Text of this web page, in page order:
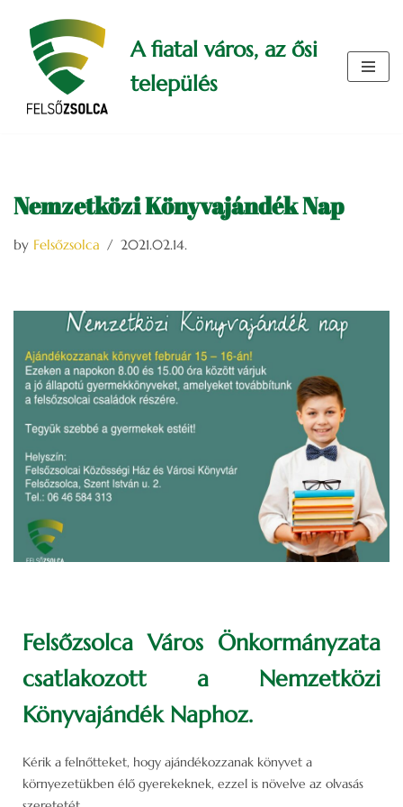
Skip
content
A fiatal város, az ősi
település
Nemzetközi Könyvajándék Nap
by Felsőzsolca 2021.02.14.
Felsőzsolca Város Önkormányzata
csatlakozott a Nemzetközi
Könyvajándék Naphoz.
Kérik a felnőtteket, hogy ajándékozzanak könyvet a
környezetükben élő gyerekeknek, ezzel is növelve az olvasás